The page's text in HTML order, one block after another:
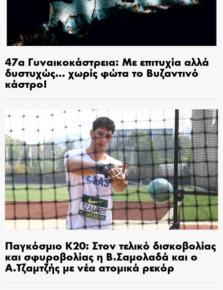
47α Γυναικοκάστρεια: Με επιτυχία αλλά
δυστυχώς… χωρίς φώτα το Βυζαντινό
κάστρο!
Παγκόσμιο Κ20: Στον τελικό δισκοβολίας
και σφυροβολίας η Β.Σαμολαδά και ο
Α.Τζαμτζής με νέα ατομικά ρεκόρ